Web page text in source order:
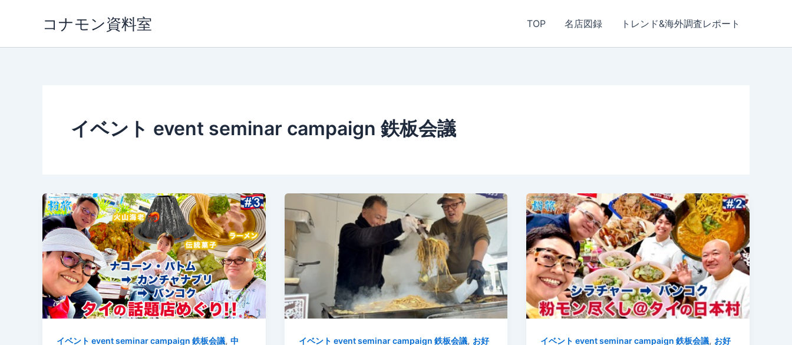
コナモン資料室 TOP 名店図録 トレンド&海外調査レポート
イベント event seminar campaign 鉄板会議
イベント event seminar campaign 鉄板会議, 中
イベント event seminar campaign 鉄板会議, お好
イベント event seminar campaign 鉄板会議, お好